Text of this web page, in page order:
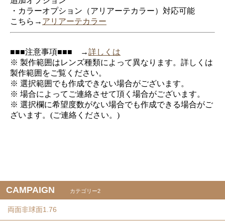
・カラーオプション（アリアーテカラー）対応可能
こちら→ アリアーテカラー
■■■注意事項■■■ →詳しくは
※ 製作範囲はレンズ種類によって異なります。詳しくは
製作範囲をご覧ください。
※ 選択範囲でも作成できない場合がございます。
※ 場合によってご連絡させて頂く場合がございます。
※ 選択欄に希望度数がない場合でも作成できる場合がご
ざいます。(ご連絡ください。)
CAMPAIGN カテゴリー2
両面非球面1.76